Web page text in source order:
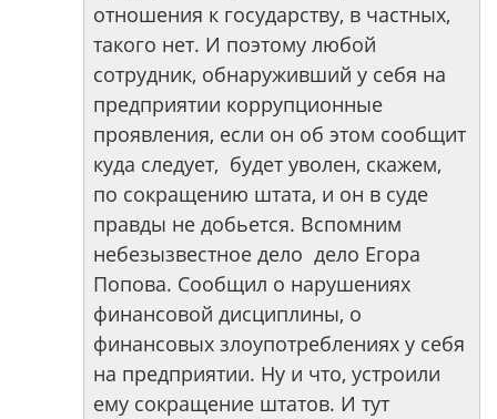
отношения к государству, в частных,
такого нет. И поэтому любой
сотрудник, обнаруживший у себя на
предприятии коррупционные
проявления, если он об этом сообщит
куда следует, будет уволен, скажем,
по сокращению штата, и он в суде
правды не добьется. Вспомним
небезызвестное дело дело Егора
Попова. Сообщил о нарушениях
финансовой дисциплины, о
финансовых злоупотреблениях у себя
на предприятии. Ну и что, устроили
ему сокращение штатов. И тут